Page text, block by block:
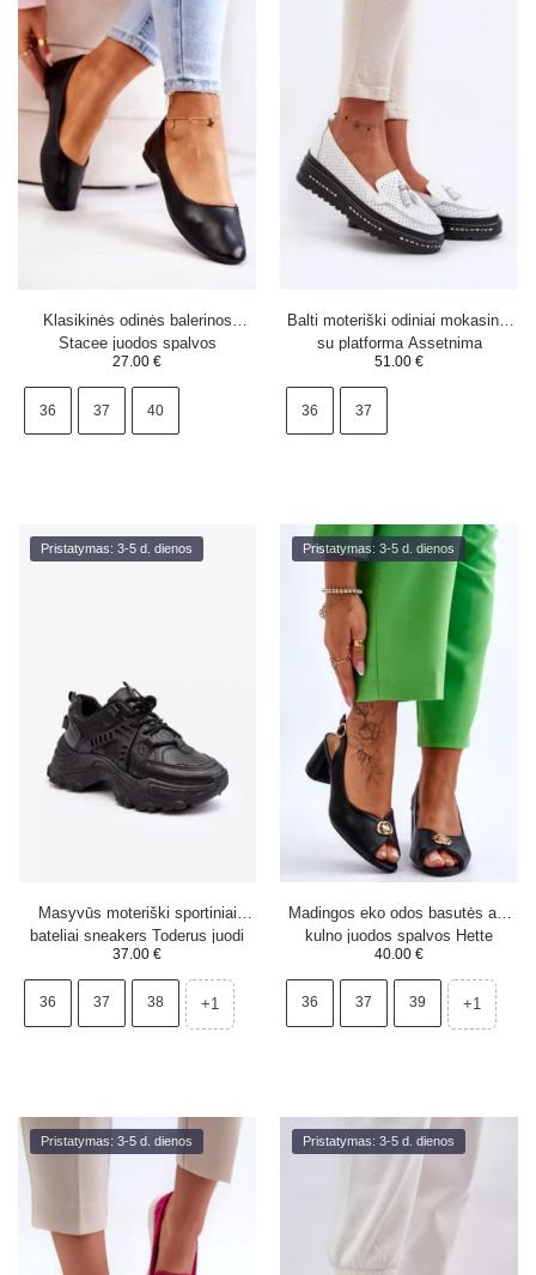
Klasikinės odinės balerinos
Stacee juodos spalvos
27.00 €
36 37 40
Balti moteriški odiniai mokasinai
su platforma Assetnima
51.00 €
36 37
Pristatymas: 3-5 d. dienos
Masyvūs moteriški sportiniai
bateliai sneakers Toderus juodi
37.00 €
36 37 38 +1
Pristatymas: 3-5 d. dienos
Madingos eko odos basutės ant
kulno juodos spalvos Hette
40.00 €
36 37 39 +1
Pristatymas: 3-5 d. dienos Pristatymas: 3-5 d. dienos